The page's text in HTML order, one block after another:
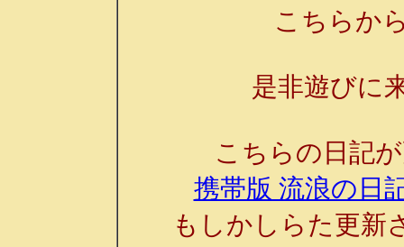
こちらか
是非遊びに
こちらの日記
携帯版 流浪の日
もしかしらた更新